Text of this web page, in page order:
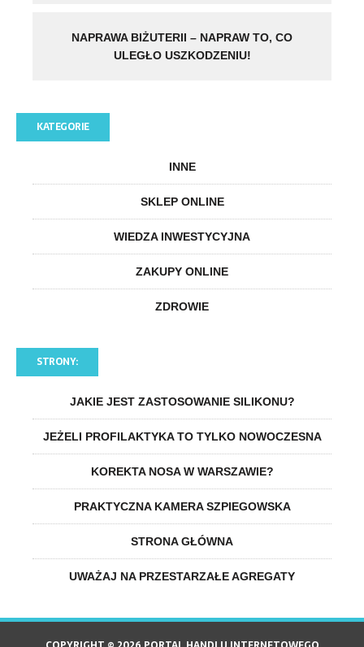
NAPRAWA BIŻUTERII – NAPRAW TO, CO
ULEGŁO USZKODZENIU!
KATEGORIE
INNE
SKLEP ONLINE
WIEDZA INWESTYCYJNA
ZAKUPY ONLINE
ZDROWIE
STRONY:
JAKIE JEST ZASTOSOWANIE SILIKONU?
JEŻELI PROFILAKTYKA TO TYLKO NOWOCZESNA
KOREKTA NOSA W WARSZAWIE?
PRAKTYCZNA KAMERA SZPIEGOWSKA
STRONA GŁÓWNA
UWAŻAJ NA PRZESTARZAŁE AGREGATY